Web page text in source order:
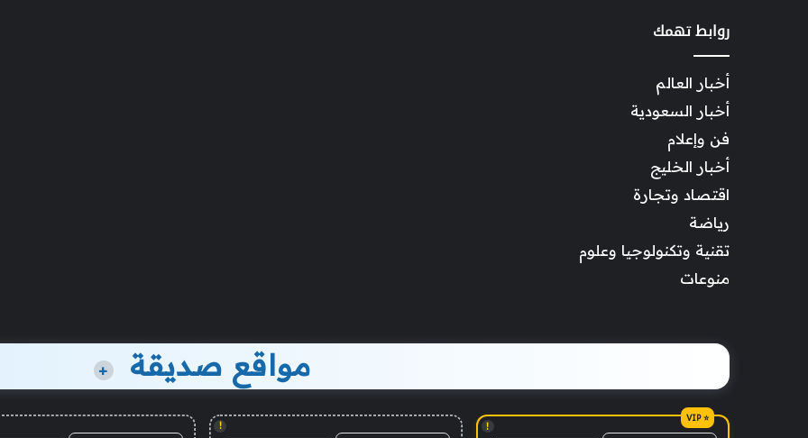
روابط تهمك
أخبار العالم
أخبار السعودية
فن وإعلام
أخبار الخليج
اقتصاد وتجارة
رياضة
تقنية وتكنولوجيا وعلوم
منوعات
مواقع صديقة +
!
!